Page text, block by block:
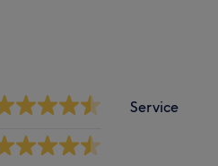
Service